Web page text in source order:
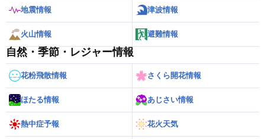
地震情報 津波情報
火山情報 避難情報
自然・季節・レジャー情報
花粉飛散情報 さくら開花情報
ほたる情報 あじさい情報
熱中症予報 花火天気